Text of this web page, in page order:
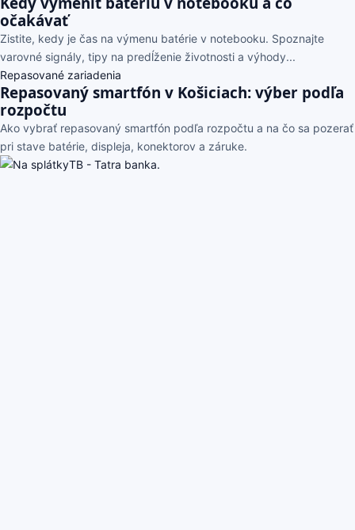
očakávať
Zistite, kedy je čas na výmenu batérie v notebooku. Spoznajte
varovné signály, tipy na predĺženie životnosti a výhody...
Repasované zariadenia
Repasovaný smartfón v Košiciach: výber podľa
rozpočtu
Ako vybrať repasovaný smartfón podľa rozpočtu a na čo sa pozerať
pri stave batérie, displeja, konektorov a záruke.